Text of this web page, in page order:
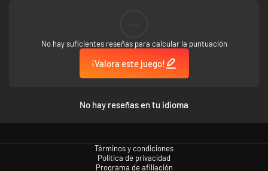
Sumérgete en el mundo de The Falconeer con una banda sonora
galardonada.
No hay suficientes reseñas para calcular la puntuación
¡Valora este juego!
No hay reseñas en tu idioma
Términos y condiciones
Política de privacidad
Programa de afiliación